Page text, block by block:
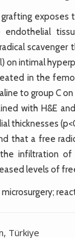
grafting
endothelial
on intimal
in the
to group C
with H&E
thicknesses
that a free
infiltration of
levels of
Türkiye